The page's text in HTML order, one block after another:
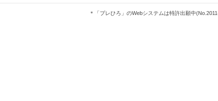
＊「プレひろ」のWebシステムは特許出願中